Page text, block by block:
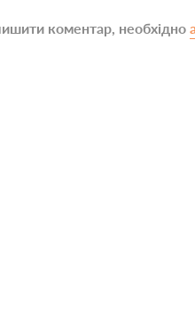
коментар, необхідно